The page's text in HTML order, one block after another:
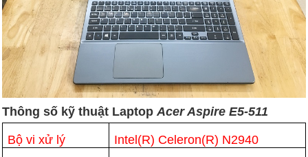
Thông số kỹ thuật LaptopAcer Aspire E5-511
Bộ vi xử lý
Intel(R) Celeron(R) N2940